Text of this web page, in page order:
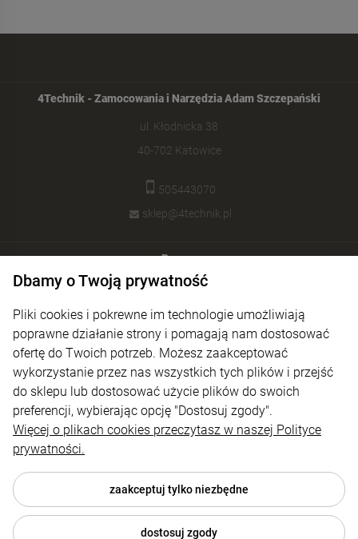
4Technik - Zamocowania i Narzędzia Adam Szczepański
ul. Kłodnicka 38
40-702 Katowice
505443070
sklep@4technik.pl
Pomoc
Płatności i dostawa
Informacje
O nas
Dbamy o Twoją prywatność
Pliki cookies i pokrewne im technologie umożliwiają
poprawne działanie strony i pomagają nam dostosować
ofertę do Twoich potrzeb. Możesz zaakceptować
wykorzystanie przez nas wszystkich tych plików i przejść
do sklepu lub dostosować użycie plików do swoich
preferencji, wybierając opcję "Dostosuj zgody".
Więcej o plikach cookies przeczytasz w naszej Polityce
prywatności.
zaakceptuj tylko niezbędne
dostosuj zgody